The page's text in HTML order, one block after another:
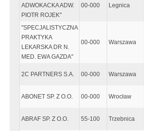
ADWOKACKA ADW.
PIOTR ROJEK"
00-000 Legnica
"SPECJALISTYCZNA
PRAKTYKA
LEKARSKA DR N.
MED. EWA GAZDA"
00-000 Warszawa
2C PARTNERS S.A. 00-000 Warszawa
ABONET SP. Z O.O. 00-000 Wrocław
ABRAF SP. Z O.O. 55-100 Trzebnica